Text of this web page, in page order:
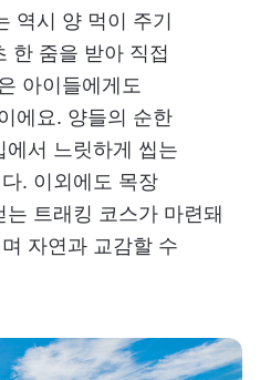
역시 양 먹이 주기
한 줌을 받아 직접
아이들에게도
에요. 양들의 순한
서 느릿하게 씹는
. 이외에도 목장
트래킹 코스가 마련돼
자연과 교감할 수